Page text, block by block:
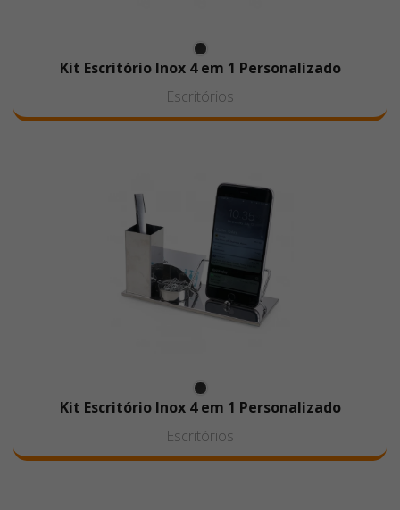
Kit Escritório Inox 4 em 1 Personalizado
Escritórios
Kit Escritório Inox 4 em 1 Personalizado
Escritórios